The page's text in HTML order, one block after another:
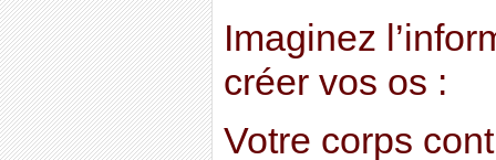
Imaginez
créer vos os :
Votre corps